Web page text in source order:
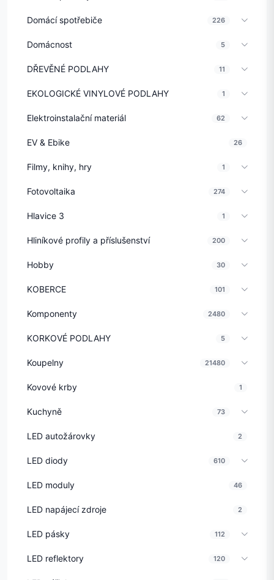
Domácí spotřebiče 226
Domácnost 5
DŘEVĚNÉ PODLAHY 11
EKOLOGICKÉ VINYLOVÉ PODLAHY 1
Elektroinstalační materiál 62
EV & Ebike 26
Filmy, knihy, hry 1
Fotovoltaika 274
Hlavice 3 1
Hliníkové profily a příslušenství 200
Hobby 30
KOBERCE 101
Komponenty 2480
KORKOVÉ PODLAHY 5
Koupelny 21480
Kovové krby 1
Kuchyně 73
LED autožárovky 2
LED diody 610
LED moduly 46
LED napájecí zdroje 2
LED pásky 112
LED reflektory 120